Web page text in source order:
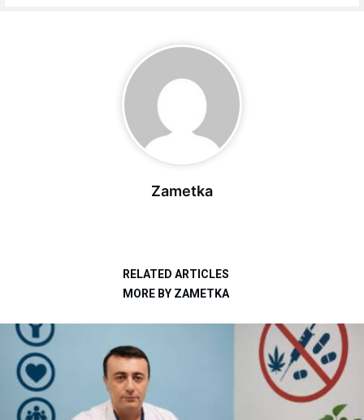
Zametka
RELATED ARTICLES
MORE BY ZAMETKA